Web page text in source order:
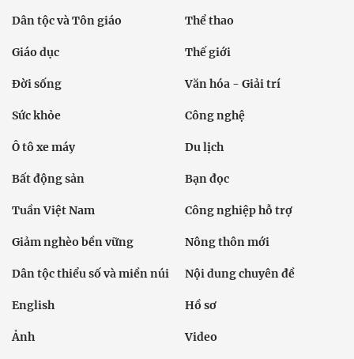
Dân tộc và Tôn giáo Thể thao
Giáo dục Thế giới
Đời sống Văn hóa - Giải trí
Sức khỏe Công nghệ
Ô tô xe máy Du lịch
Bất động sản Bạn đọc
Tuần Việt Nam Công nghiệp hỗ trợ
Giảm nghèo bền vững Nông thôn mới
Dân tộc thiểu số và miền núi Nội dung chuyên đề
English Hồ sơ
Ảnh Video